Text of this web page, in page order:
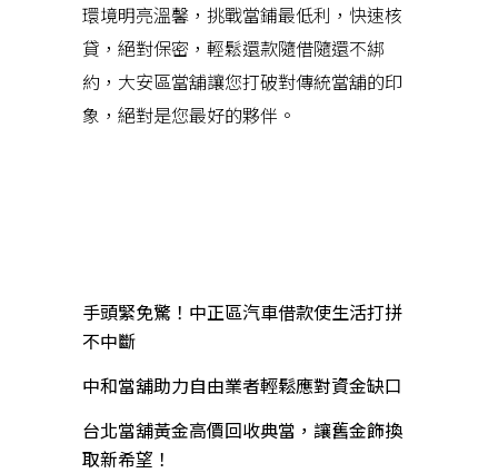
環境明亮溫馨，挑戰當鋪最低利，快速核
貸，絕對保密，輕鬆還款隨借隨還不綁
約，大安區當舖讓您打破對傳統當舖的印
象，絕對是您最好的夥伴。
手頭緊免驚！中正區汽車借款使生活打拼
不中斷
中和當舖助力自由業者輕鬆應對資金缺口
台北當舖黃金高價回收典當，讓舊金飾換
取新希望！